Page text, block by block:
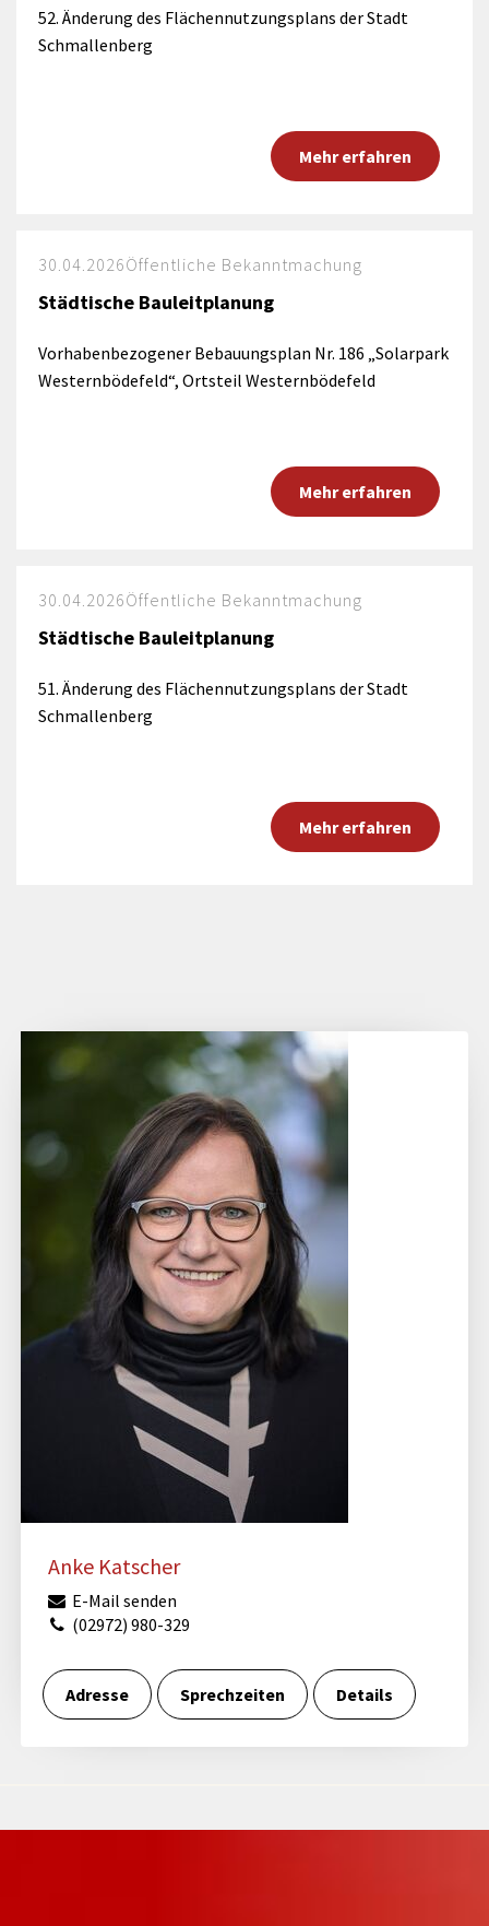
52. Änderung des Flächennutzungsplans der Stadt
Schmallenberg
Mehr erfahren
30.04.2026Öffentliche Bekanntmachung
Städtische Bauleitplanung
Vorhabenbezogener Bebauungsplan Nr. 186 „Solarpark
Westernbödefeld“, Ortsteil Westernbödefeld
Mehr erfahren
30.04.2026Öffentliche Bekanntmachung
Städtische Bauleitplanung
51. Änderung des Flächennutzungsplans der Stadt
Schmallenberg
Mehr erfahren
Anke Katscher
E-Mail senden
(02972) 980-329
Adresse Sprechzeiten Details